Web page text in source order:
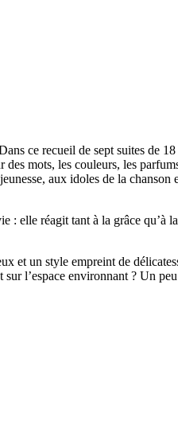
ce recueil de sept suites de
mots, les couleurs, les
aux idoles de la
: elle réagit tant à la grâce
et un style empreint de
l’espace environnant ? Un